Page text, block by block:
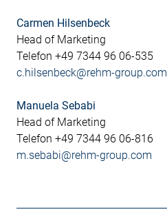
Carmen Hilsenbeck
Head of Marketing
Telefon +49 7344 96 06-535
c.hilsenbeck@rehm-group.com
Manuela Sebabi
Head of Marketing
Telefon +49 7344 96 06-816
m.sebabi@rehm-group.com